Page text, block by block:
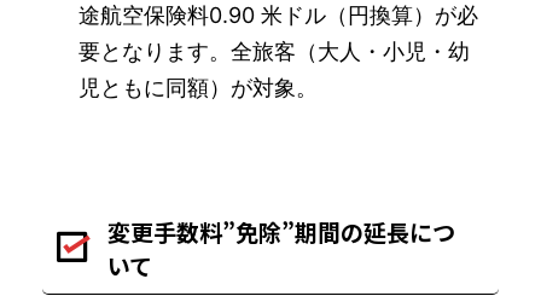
途航空保険料0.90 米ドル（円換算）が必
要となります。全旅客（大人・小児・幼
児ともに同額）が対象。
変更手数料”免除”期間の延長につ
いて